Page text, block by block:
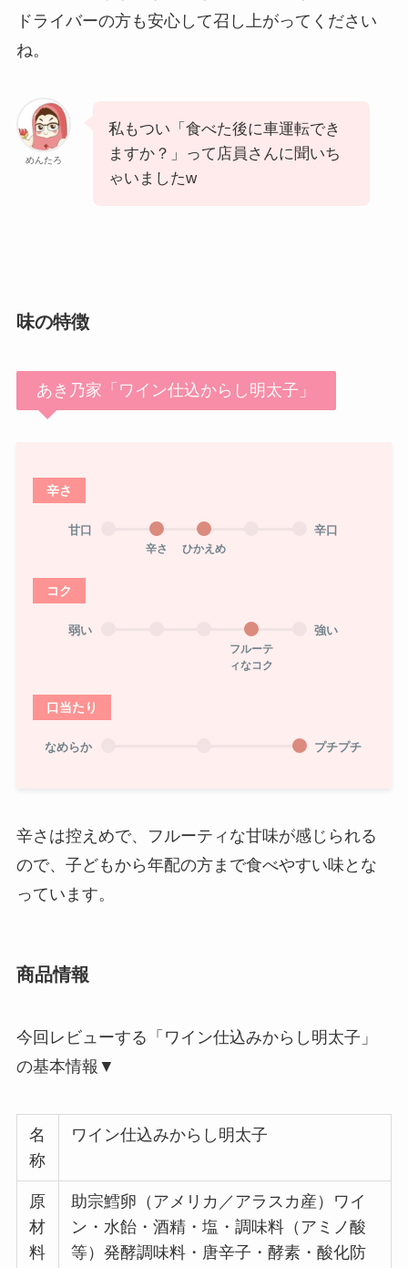
ドライバーの方も安心して召し上がってください
ね。
めんたろ
私もつい「食べた後に車運転でき
ますか？」って店員さんに聞いち
ゃいましたw
味の特徴
あき乃家「ワイン仕込からし明太子」
辛さ
甘口
辛さ ひかえめ
辛口
コク
弱い
フルーテ
ィなコク
強い
口当たり
なめらか プチプチ
辛さは控えめで、フルーティな甘味が感じられる
ので、子どもから年配の方まで食べやすい味とな
っています。
商品情報
今回レビューする「ワイン仕込みからし明太子」
の基本情報▼
名
称
ワイン仕込みからし明太子
原
材
料
助宗鱈卵（アメリカ／アラスカ産）ワイ
ン・水飴・酒精・塩・調味料（アミノ酸
等）発酵調味料・唐辛子・酵素・酸化防